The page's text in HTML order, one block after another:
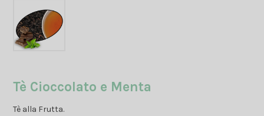
Tè Cioccolato e Menta
Tè alla Frutta.